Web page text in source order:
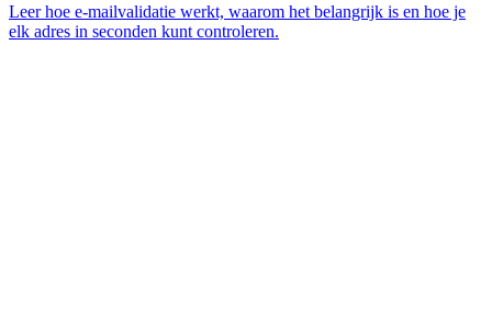
Leer hoe e-mailvalidatie werkt, waarom het belangrijk is en hoe je
elk adres in seconden kunt controleren.